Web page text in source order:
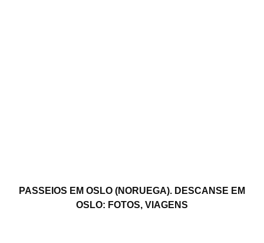
PASSEIOS EM OSLO (NORUEGA). DESCANSE EM
OSLO: FOTOS, VIAGENS